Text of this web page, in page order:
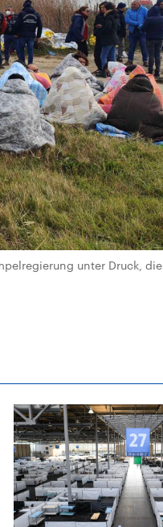
unter Druck, die